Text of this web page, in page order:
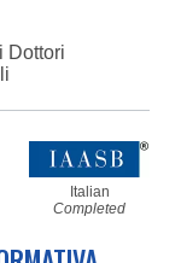
Dottori
Italian
Completed